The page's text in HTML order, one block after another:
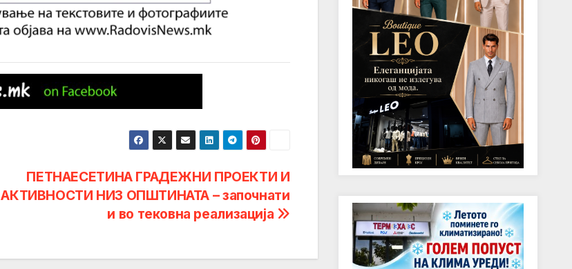
ПЕТНАЕСЕТИНА ГРАДЕЖНИ ПРОЕКТИ И
АКТИВНОСТИ НИЗ ОПШТИНАТА – започнати
и во тековна реализација